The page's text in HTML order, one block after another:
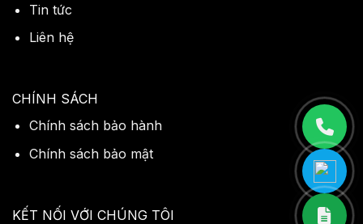
Tin tức
Liên hệ
CHÍNH SÁCH
Chính sách bảo hành
Chính sách bảo mật
KẾT NỐI VỚI CHÚNG TÔI